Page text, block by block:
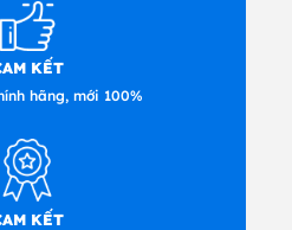
KẾT
hãng, mới 100%
KẾT